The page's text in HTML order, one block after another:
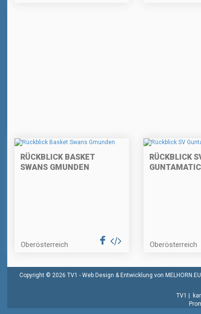
RÜCKBLICK BASKET
SWANS GMUNDEN
Oberösterreich
RÜCKBLICK
Oberösterreich
Copyright © 2026 TV1 - Web Design & Entwicklung von MELHORN.EU
TV1